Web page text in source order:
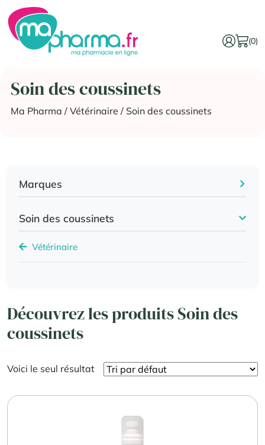
(0)
Soin des coussinets
Ma Pharma / Vétérinaire / Soin des coussinets
Marques
Soin des coussinets
Vétérinaire
Découvrez les produits Soin des
coussinets
Voici le seul résultat